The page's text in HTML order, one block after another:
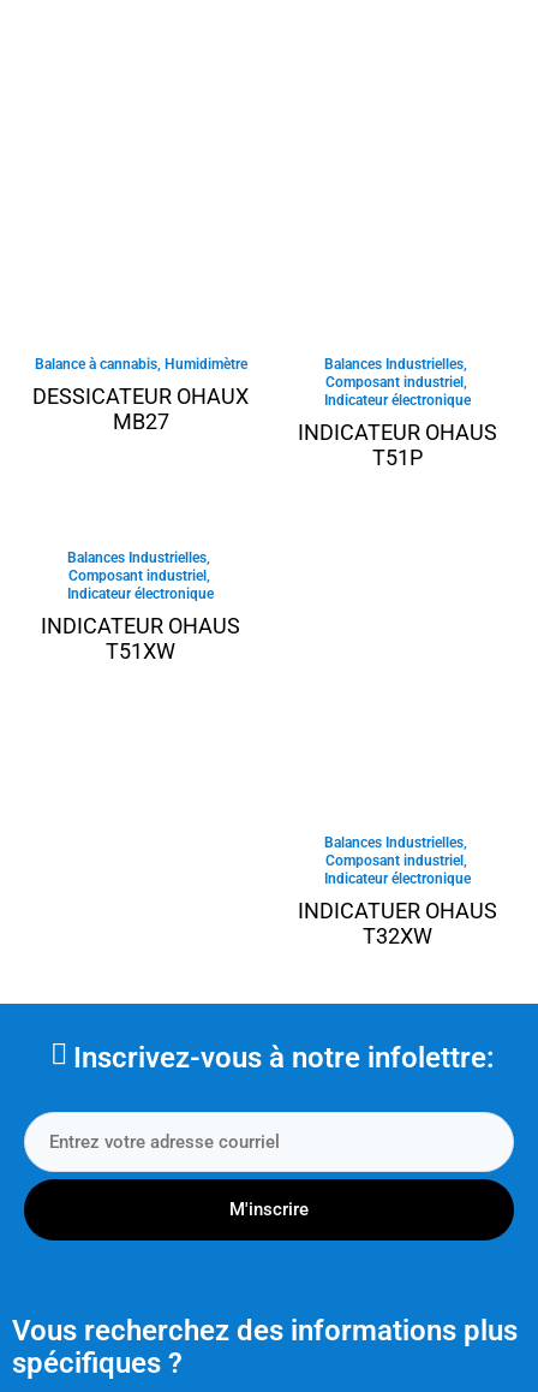
Balance à cannabis, Humidimètre
DESSICATEUR OHAUX
MB27
Balances Industrielles,
Composant industriel ,
Indicateur électronique
INDICATEUR OHAUS
T51P
Balances Industrielles,
Composant industriel ,
Indicateur électronique
INDICATEUR OHAUS
T51XW
Balances Industrielles,
Composant industriel ,
Indicateur électronique
INDICATUER OHAUS
T32XW
Inscrivez-vous à notre infolettre:
M'inscrire
Vous recherchez des informations plus
spécifiques ?